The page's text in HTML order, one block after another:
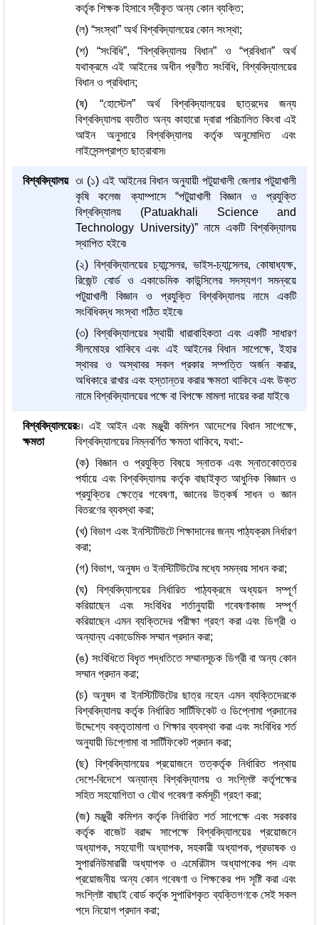
কর্তৃক শিক্ষক হিসাবে স্বীকৃত অন্য কোন ব্যক্তি;
(ল) “সংস্থা” অর্থ বিশ্ববিদ্যালয়ের কোন সংস্থা;
(শ) “সংবিধি”, “বিশ্ববিদ্যালয় বিধান” ও “প্রবিধান” অর্থ
যথাক্রমে এই আইনের অধীন প্রণীত সংবিধি, বিশ্ববিদ্যালয়ের
বিধান ও প্রবিধান;
(ষ) “হোস্টেল” অর্থ বিশ্ববিদ্যালয়ের ছাত্রদের জন্য
বিশ্ববিদ্যালয় ব্যতীত অন্য কাহারো দ্বারা পরিচালিত কিংবা এই
আইন অনুসারে বিশ্ববিদ্যালয় কর্তৃক অনুমোদিত এবং
লাইসেন্সপ্রাপ্ত ছাত্রাবাস৷
বিশ্ববিদ্যালয়
৩৷ (১) এই আইনের বিধান অনুযায়ী পটুয়াখালী জেলার পটুয়াখালী
কৃষি কলেজ ক্যাম্পাসে “পটুয়াখালী বিজ্ঞান ও প্রযুক্তি
বিশ্ববিদ্যালয় (Patuakhali Science and
Technology University)” নামে একটি বিশ্ববিদ্যালয়
স্থাপিত হইবে৷
(২) বিশ্ববিদ্যালয়ের চ্যান্সেলর, ভাইস-চ্যান্সেলর, কোষাধ্যক্ষ,
রিজেন্ট বোর্ড ও একাডেমিক কাউন্সিলের সদস্যগণ সমন্বয়ে
পটুয়াখালী বিজ্ঞান ও প্রযুক্তি বিশ্ববিদ্যালয় নামে একটি
সংবিধিবদ্ধ সংস্থা গঠিত হইবে৷
(৩) বিশ্ববিদ্যালয়ের স্থায়ী ধারাবাহিকতা এবং একটি সাধারণ
সীলমোহর থাকিবে এবং এই আইনের বিধান সাপেক্ষে, ইহার
স্থাবর ও অস্থাবর সকল প্রকার সম্পত্তি অর্জন করার,
অধিকারে রাখার এবং হস্তান্তর করার ক্ষমতা থাকিবে এবং উক্ত
নামে বিশ্ববিদ্যালয়ের পক্ষে বা বিপক্ষে মামলা দায়ের করা যাইবে৷
বিশ্ববিদ্যালয়ের
ক্ষমতা
৪৷ এই আইন এবং মঞ্জুরী কমিশন আদেশের বিধান সাপেক্ষে,
বিশ্ববিদ্যালয়ের নিম্নবর্ণিত ক্ষমতা থাকিবে, যথা:-
(ক) বিজ্ঞান ও প্রযুক্তি বিষয়ে স্নাতক এবং স্নাতকোত্তর
পর্যায়ে এবং বিশ্ববিদ্যালয় কর্তৃক বাছাইকৃত আধুনিক বিজ্ঞান ও
প্রযুক্তির ক্ষেত্রে গবেষণা, জ্ঞানের উত্কর্ষ সাধন ও জ্ঞান
বিতরণের ব্যবস্থা করা;
(খ) বিভাগ এবং ইনস্টিটিউটে শিক্ষাদানের জন্য পাঠ্যক্রম নির্ধারণ
করা;
(গ) বিভাগ, অনুষদ ও ইনস্টিটিউটের মধ্যে সমন্বয় সাধন করা;
(ঘ) বিশ্ববিদ্যালয়ের নির্ধারিত পাঠ্যক্রমে অধ্যয়ন সম্পূর্ণ
করিয়াছেন এবং সংবিধির শর্তানুযায়ী গবেষণাকাজ সম্পূর্ণ
করিয়াছেন এমন ব্যক্তিদের পরীক্ষা গ্রহণ করা এবং ডিগ্রী ও
অন্যান্য একাডেমিক সম্মান প্রদান করা;
(ঙ) সংবিধিতে বিধৃত পদ্ধতিতে সম্মানসূচক ডিগ্রী বা অন্য কোন
সম্মান প্রদান করা;
(চ) অনুষদ বা ইনস্টিটিউটের ছাত্র নহেন এমন ব্যক্তিদেরকে
বিশ্ববিদ্যালয় কর্তৃক নির্ধারিত সার্টিফিকেট ও ডিপ্লোমা প্রদানের
উদ্দেশ্যে বক্তৃতামালা ও শিক্ষার ব্যবস্থা করা এবং সংবিধির শর্ত
অনুযায়ী ডিপ্লোমা বা সার্টিফিকেট প্রদান করা;
(ছ) বিশ্ববিদ্যালয়ের প্রয়োজনে তত্কর্তৃক নির্ধারিত পন্থায়
দেশে-বিদেশে অন্যান্য বিশ্ববিদ্যালয় ও সংশ্লিষ্ট কর্তৃপক্ষের
সহিত সহযোগিতা ও যৌথ গবেষণা কর্মসূচী গ্রহণ করা;
(জ) মঞ্জুরী কমিশন কর্তৃক নির্ধারিত শর্ত সাপেক্ষে এবং সরকার
কর্তৃক বাজেট বরাদ্দ সাপেক্ষে বিশ্ববিদ্যালয়ের প্রয়োজনে
অধ্যাপক, সহযোগী অধ্যাপক, সহকারী অধ্যাপক, প্রভাষক ও
সুপারনিউমারারী অধ্যাপক ও এমেরিটাস অধ্যাপকের পদ এবং
প্রয়োজনীয় অন্য কোন গবেষণা ও শিক্ষকের পদ সৃষ্টি করা এবং
সংশ্লিষ্ট বাছাই বোর্ড কর্তৃক সুপারিশকৃত ব্যক্তিগণকে সেই সকল
পদে নিয়োগ প্রদান করা;